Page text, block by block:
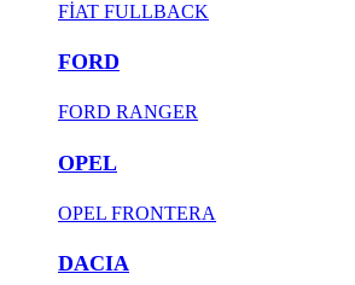
FİAT FULLBACK
FORD
FORD RANGER
OPEL
OPEL FRONTERA
DACIA